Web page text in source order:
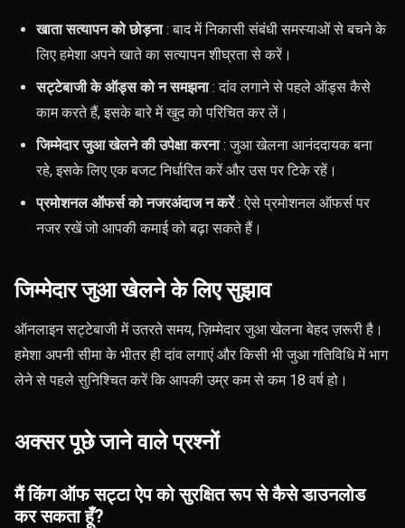
खाता सत्यापन को छोड़ना: बाद में निकासी संबंधी समस्याओं से बचने के
लिए हमेशा अपने खाते का सत्यापन शीघ्रता से करें।
सट्टेबाजी के ऑड्स को न समझना: दांव लगाने से पहले ऑड्स कैसे
काम करते हैं, इसके बारे में खुद को परिचित कर लें।
जिम्मेदार जुआ खेलने की उपेक्षा करना: जुआ खेलना आनंददायक बना
रहे, इसके लिए एक बजट निर्धारित करें और उस पर टिके रहें।
प्रमोशनल ऑफर्स को नजरअंदाज न करें: ऐसे प्रमोशनल ऑफर्स पर
नजर रखें जो आपकी कमाई को बढ़ा सकते हैं।
जिम्मेदार जुआ खेलने के लिए सुझाव
ऑनलाइन सट्टेबाजी में उतरते समय, ज़िम्मेदार जुआ खेलना बेहद ज़रूरी है।
हमेशा अपनी सीमा के भीतर ही दांव लगाएं और किसी भी जुआ गतिविधि में भाग
लेने से पहले सुनिश्चित करें कि आपकी उम्र कम से कम 18 वर्ष हो।
अक्सर पूछे जाने वाले प्रश्नों
मैं किंग ऑफ सट्टा ऐप को सुरक्षित रूप से कैसे डाउनलोड
कर सकता हूँ?